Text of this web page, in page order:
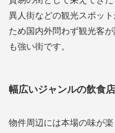
異人街などの観光スポッ
ため国内外問わず観光客
も強い街です。
幅広いジャンルの飲食
物件周辺には本場の味が